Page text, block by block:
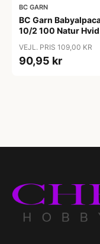
BC GARN
BC Garn
10/2 100 Natur Hvid
VEJL. PRIS 109,00 KR
90,95 kr